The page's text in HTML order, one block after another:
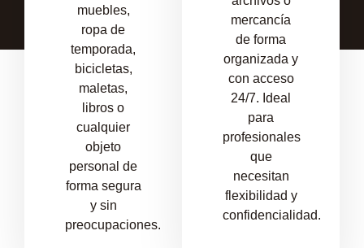
muebles,
ropa de
temporada,
bicicletas,
maletas,
libros o
cualquier
objeto
personal de
forma segura
y sin
preocupaciones.
mercancía
de forma
organizada y
con acceso
24/7. Ideal
para
profesionales
que
necesitan
flexibilidad y
confidencialidad.